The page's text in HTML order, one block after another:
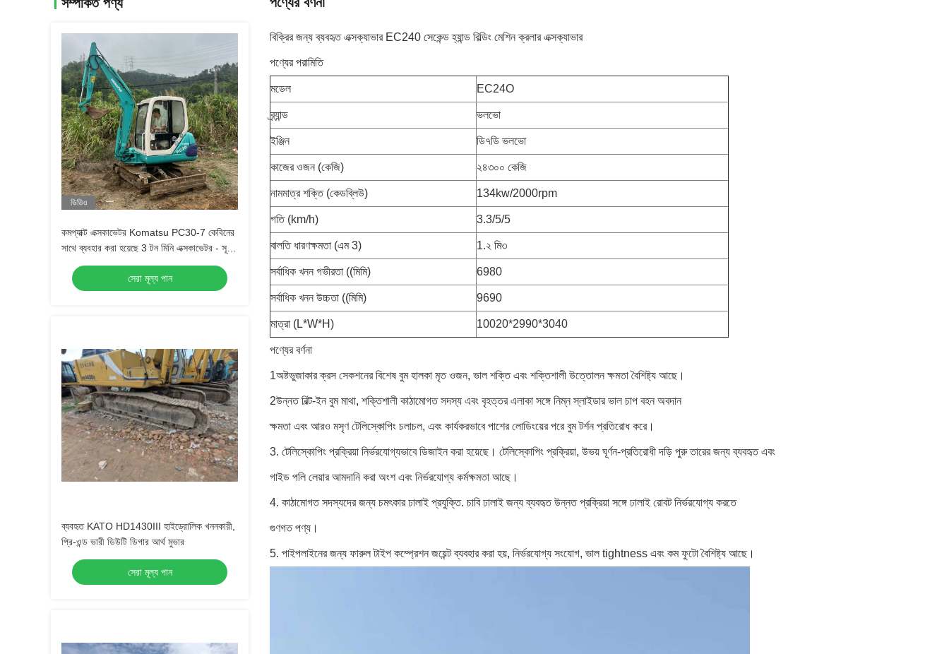
ভিডিও
কমপ্যাক্ট এক্সকাভেটর Komatsu PC30-7 কেবিনের
সাথে ব্যবহার করা হয়েছে 3 টন মিনি এক্সকাভেটর - সূক্ষ্ম-
খননকারী কোমাটসু মেশিনারি, কম-জ্বালানি মিনি সরঞ্জাম
বিক্রয়ের জন্য
সেরা মূল্য পান
ব্যবহৃত KATO HD1430III হাইড্রোলিক খননকারী,
প্রি-ওন্ড ভারী ডিউটি ডিগার আর্থ মুভার
সেরা মূল্য পান
বিক্রির জন্য ব্যবহৃত এক্সক্যাভার EC240 সেকেন্ড হ্যান্ড বিল্ডিং মেশিন ক্রলার এক্সক্যাভার
পণ্যের পরামিতি
মডেল EC24O
ব্র্যান্ড ভলভো
ইঞ্জিন ডি৭ডি ভলভো
কাজের ওজন (কেজি) ২৪৩০০ কেজি
নামমাত্র শক্তি (কেডব্লিউ) 134kw/2000rpm
গতি (km/h) 3.3/5/5
বালতি ধারণক্ষমতা (এম 3) 1.২ মি৩
সর্বাধিক খনন গভীরতা ((মিমি) 6980
সর্বাধিক খনন উচ্চতা ((মিমি) 9690
মাত্রা (L*W*H) 10020*2990*3040
পণ্যের বর্ণনা
1অষ্টভুজাকার ক্রস সেকশনের বিশেষ বুম হালকা মৃত ওজন, ভাল শক্তি এবং শক্তিশালী উত্তোলন ক্ষমতা বৈশিষ্ট্য আছে।
2উন্নত বিল্ট-ইন বুম মাথা, শক্তিশালী কাঠামোগত সদস্য এবং বৃহত্তর এলাকা সঙ্গে নিম্ন স্লাইডার ভাল চাপ বহন অবদান
ক্ষমতা এবং আরও মসৃণ টেলিস্কোপিং চলাচল, এবং কার্যকরভাবে পাশের লোডিংয়ের পরে বুম টর্শন প্রতিরোধ করে।
3. টেলিস্কোপিং প্রক্রিয়া নির্ভরযোগ্যভাবে ডিজাইন করা হয়েছে। টেলিস্কোপিং প্রক্রিয়া, উভয় ঘূর্ণন-প্রতিরোধী দড়ি পুরু তারের জন্য ব্যবহৃত এবং
গাইড পলি লেয়ার আমদানি করা অংশ এবং নির্ভরযোগ্য কর্মক্ষমতা আছে।
4. কাঠামোগত সদস্যদের জন্য চমৎকার ঢালাই প্রযুক্তি. চাবি ঢালাই জন্য ব্যবহৃত উন্নত প্রক্রিয়া সঙ্গে ঢালাই রোবট নির্ভরযোগ্য করতে
গুণগত পণ্য।
5. পাইপলাইনের জন্য ফারুল টাইপ কম্প্রেশন জয়েন্ট ব্যবহার করা হয়, নির্ভরযোগ্য সংযোগ, ভাল tightness এবং কম ফুটো বৈশিষ্ট্য আছে।